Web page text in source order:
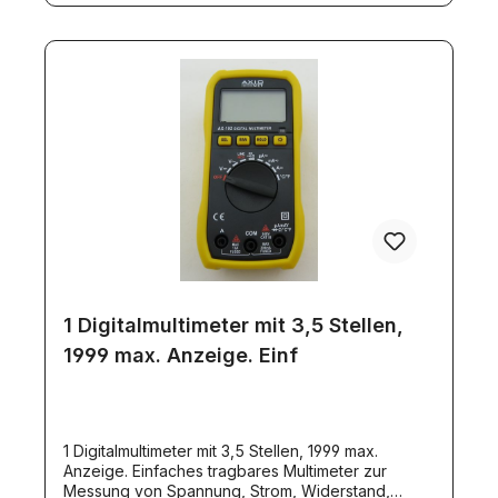
1 Digitalmultimeter mit 3,5 Stellen,
1999 max. Anzeige. Einf
1 Digitalmultimeter mit 3,5 Stellen, 1999 max.
Anzeige. Einfaches tragbares Multimeter zur
Messung von Spannung, Strom, Widerstand,